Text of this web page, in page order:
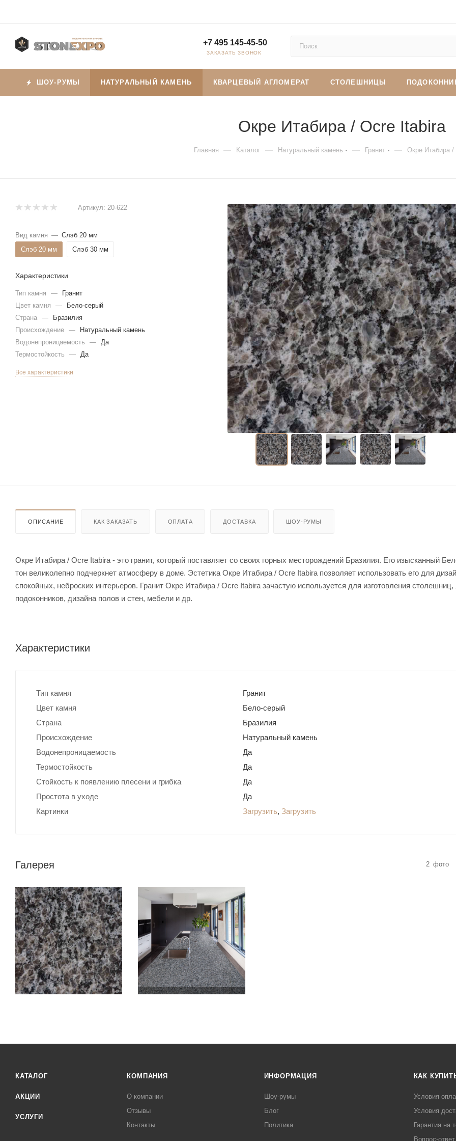
+7 495 145-45-50
ЗАКАЗАТЬ ЗВОНОК
ШОУ-РУМЫ НАТУРАЛЬНЫЙ КАМЕНЬ КВАРЦЕВЫЙ АГЛОМЕРАТ СТОЛЕШНИЦЫ
Окре Итабира / Ocre Itabira
Главная — Каталог — Натуральный камень — Гранит — Окре Итабира /
Артикул: 20-622
Вид камня — Слэб 20 мм
Слэб 20 мм
Слэб 30 мм
Характеристики
Тип камня —
Гранит
Цвет камня
—
Бело-серый
Страна —
Бразилия
Происхождение —
Натуральный камень
Водонепроницаемость
—
Да
Термостойкость
— Да
Все характеристики
ОПИСАНИЕ КАК ЗАКАЗАТЬ ОПЛАТА ДОСТАВКА ШОУ-РУМЫ
Окре Итабира / Ocre Itabira - это гранит, который поставляет со своих горных месторождений Бразилия. Его изысканный
тон великолепно подчеркнет атмосферу в доме. Эстетика Окре Итабира / Ocre Itabira позволяет использовать его для
спокойных, неброских интерьеров. Гранит Окре Итабира / Ocre Itabira зачастую используется для изготовления столешниц,
подоконников, дизайна полов и стен, мебели и др.
Характеристики
Тип камня
Гранит
Цвет камня
Бело-серый
Страна
Бразилия
Происхождение
Натуральный камень
Водонепроницаемость
Да
Термостойкость
Да
Стойкость к появлению плесени и грибка
Да
Простота в уходе
Да
Картинки
Загрузить, Загрузить
Галерея 2 фото
КАТАЛОГ
АКЦИИ
УСЛУГИ
КОМПАНИЯ
О компании
Отзывы
Контакты
ИНФОРМАЦИЯ
Шоу-румы
Блог
Политика
КАК
Условия
Условия
Гарантия на
Вопрос-ответ